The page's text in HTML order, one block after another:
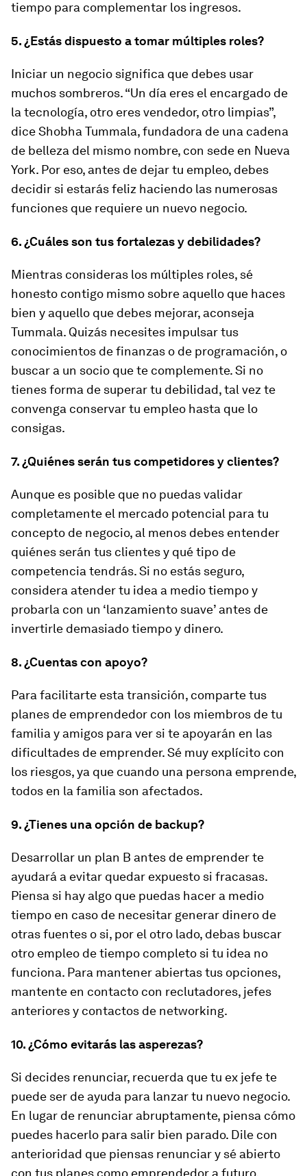
tiempo para complementar los ingresos.
5. ¿Estás dispuesto a tomar múltiples roles?
Iniciar un negocio significa que debes usar
muchos sombreros. “Un día eres el encargado de
la tecnología, otro eres vendedor, otro limpias”,
dice Shobha Tummala, fundadora de una cadena
de belleza del mismo nombre, con sede en Nueva
York. Por eso, antes de dejar tu empleo, debes
decidir si estarás feliz haciendo las numerosas
funciones que requiere un nuevo negocio.
6. ¿Cuáles son tus fortalezas y debilidades?
Mientras consideras los múltiples roles, sé
honesto contigo mismo sobre aquello que haces
bien y aquello que debes mejorar, aconseja
Tummala. Quizás necesites impulsar tus
conocimientos de finanzas o de programación, o
buscar a un socio que te complemente. Si no
tienes forma de superar tu debilidad, tal vez te
convenga conservar tu empleo hasta que lo
consigas.
7. ¿Quiénes serán tus competidores y clientes?
Aunque es posible que no puedas validar
completamente el mercado potencial para tu
concepto de negocio, al menos debes entender
quiénes serán tus clientes y qué tipo de
competencia tendrás. Si no estás seguro,
considera atender tu idea a medio tiempo y
probarla con un ‘lanzamiento suave’ antes de
invertirle demasiado tiempo y dinero.
8. ¿Cuentas con apoyo?
Para facilitarte esta transición, comparte tus
planes de emprendedor con los miembros de tu
familia y amigos para ver si te apoyarán en las
dificultades de emprender. Sé muy explícito con
los riesgos, ya que cuando una persona emprende,
todos en la familia son afectados.
9. ¿Tienes una opción de backup?
Desarrollar un plan B antes de emprender te
ayudará a evitar quedar expuesto si fracasas.
Piensa si hay algo que puedas hacer a medio
tiempo en caso de necesitar generar dinero de
otras fuentes o si, por el otro lado, debas buscar
otro empleo de tiempo completo si tu idea no
funciona. Para mantener abiertas tus opciones,
mantente en contacto con reclutadores, jefes
anteriores y contactos de networking.
10. ¿Cómo evitarás las asperezas?
Si decides renunciar, recuerda que tu ex jefe te
puede ser de ayuda para lanzar tu nuevo negocio.
En lugar de renunciar abruptamente, piensa cómo
puedes hacerlo para salir bien parado. Dile con
anterioridad que piensas renunciar y sé abierto
con tus planes como emprendedor a futuro.